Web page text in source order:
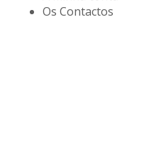
Os Contactos